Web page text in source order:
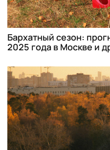
Бархатный сезон:
2025 года в Москве и